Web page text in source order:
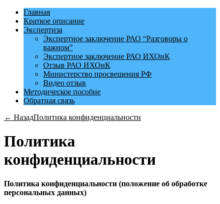
Главная
Краткое описание
Экспертиза
Экспертное заключение РАО “Разговоры о
важном”
Экспертное заключение РАО ИХОиК
Отзыв РАО ИХОиК
Министерство просвещения РФ
Видео отзыв
Методическое пособие
Обратная связь
← НазадПолитика конфиденциальности
Политика
конфиденциальности
Политика конфиденциальности (положение об обработке
персональных данных)